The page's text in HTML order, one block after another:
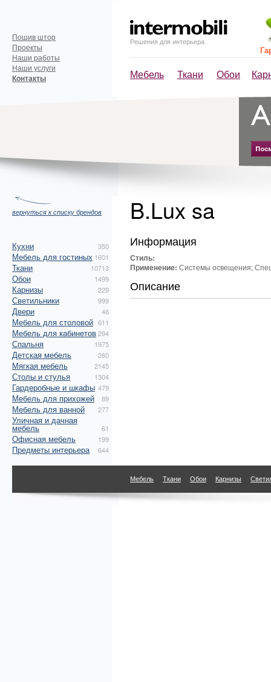
Решения для интерьера
Мебель Ткани Обои
Пошив штор
Проекты
Наши работы
Наши услуги
Контакты
вернуться к списку брендов
Кухни 350
Мебель для гостиных 1601
Ткани 10713
Обои 1499
Карнизы 229
Светильники 999
Двери 46
Мебель для столовой 611
Мебель для кабинетов294
Спальня 1975
Детская мебель 260
Мягкая мебель 2145
Столы и стулья 1304
Гардеробные и шкафы 479
Мебель для прихожей 89
Мебель для ванной 277
Уличная и дачная
мебель 61
Офисная мебель 199
Предметы интерьера 644
B.Lux sa
Информация
Стиль:
Применение: Системы освещения;
Описание
Мебель Ткани Обои Карнизы